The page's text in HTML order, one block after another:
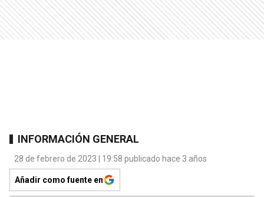
INFORMACIÓN GENERAL
28 de febrero de 2023 | 19:58 publicado hace 3 años
Añadir como fuente en